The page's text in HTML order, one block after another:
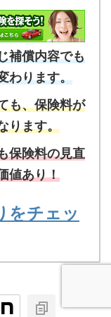
補償内容でも
わります。
も、保険料が
ります。
保険料の見直
値あり！
をチェッ